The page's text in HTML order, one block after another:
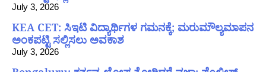
July 3, 2026
KEA CET: ಸಿಇಟಿ ವಿದ್ಯಾರ್ಥಿಗಳ ಗಮನಕ್ಕೆ; ಮರುಮೌಲ್ಯಮಾಪನ
ಅಂಕಪಟ್ಟಿ ಸಲ್ಲಿಸಲು ಅವಕಾಶ
July 3, 2026